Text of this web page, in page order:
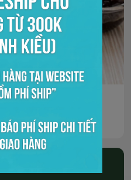
để bán bao đông